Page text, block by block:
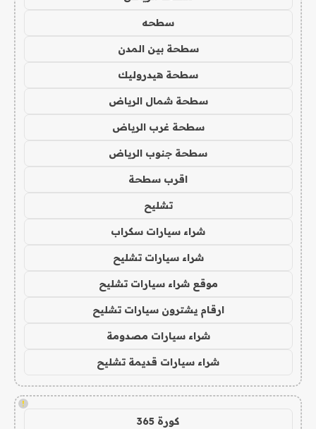
سطحه
سطحة بين المدن
سطحة هيدروليك
سطحة شمال الرياض
سطحة غرب الرياض
سطحة جنوب الرياض
اقرب سطحة
تشليح
شراء سيارات سكراب
شراء سيارات تشليح
موقع شراء سيارات تشليح
ارقام يشترون سيارات تشليح
شراء سيارات مصدومة
شراء سيارات قديمة تشليح
!
كورة 365